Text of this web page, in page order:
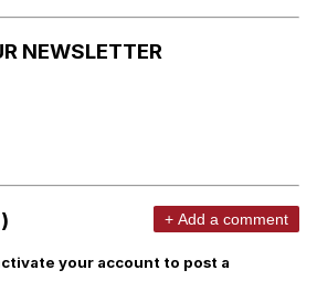
NEWSLETTER
+ Add a comment
your account to post a